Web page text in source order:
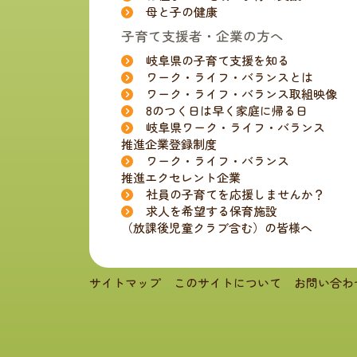
母と子の健康
子育て支援者・企業の方へ
岐阜県の子育て支援を知る
ワーク・ライフ・バランスとは
ワーク・ライフ・バランス取組映像
8のつく日は早く家庭に帰る日
岐阜県ワーク・ライフ・バランス
推進企業登録制度
ワーク・ライフ・バランス
推進エクセレント企業
社員の子育てを応援しませんか？
求人を希望する保育施設
（放課後児童クラブ含む）の皆様へ
サイトマップ このサイトについて お問い合わ